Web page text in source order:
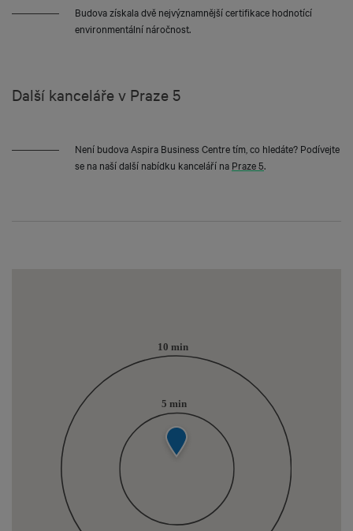
Budova získala dvě nejvýznamnější certifikace hodnotící
environmentální náročnost.
Další kanceláře v Praze 5
Není budova Aspira Business Centre tím, co hledáte? Podívejte
se na naší další nabídku kanceláří na Praze 5.